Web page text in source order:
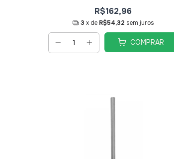
R$162,96
3 x de R$54,32 sem juros
COMPRAR